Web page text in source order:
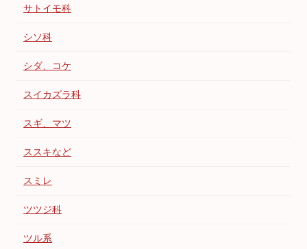
サトイモ科
シソ科
シダ、コケ
スイカズラ科
スギ、マツ
ススキなど
スミレ
ツツジ科
ツル系